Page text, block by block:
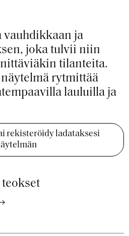
vauhdikkaan ja
joka tulvii niin
tilanteita.
rytmittää
lauluilla ja
rekisteröidy ladataksesi